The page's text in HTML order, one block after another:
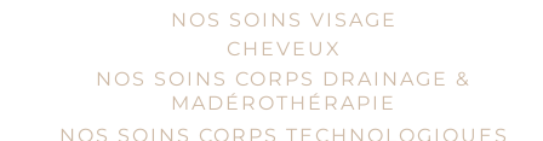
NOS SOINS VISAGE
CHEVEUX
NOS SOINS CORPS DRAINAGE &
MADÉROTHÉRAPIE
NOS SOINS CORPS TECHNOLOGIQUES